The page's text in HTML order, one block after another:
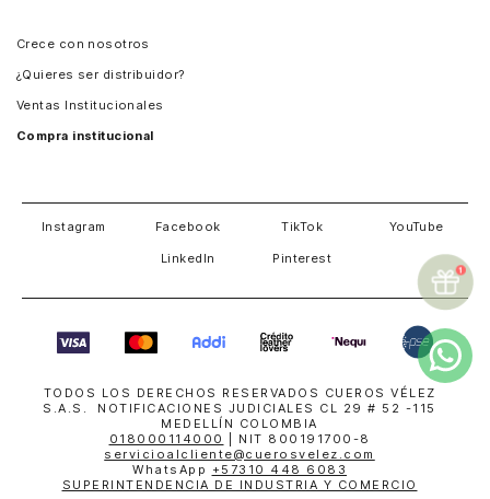
Crece con nosotros
¿Quieres ser distribuidor?
Ventas Institucionales
Compra institucional
Instagram Facebook TikTok YouTube
LinkedIn Pinterest
TODOS LOS DERECHOS RESERVADOS CUEROS VÉLEZ
S.A.S. NOTIFICACIONES JUDICIALES CL 29 # 52 -115
MEDELLÍN COLOMBIA
018000114000
| NIT 800191700-8
servicioalcliente@cuerosvelez.com
WhatsApp +57310 448 6083
SUPERINTENDENCIA DE INDUSTRIA Y COMERCIO